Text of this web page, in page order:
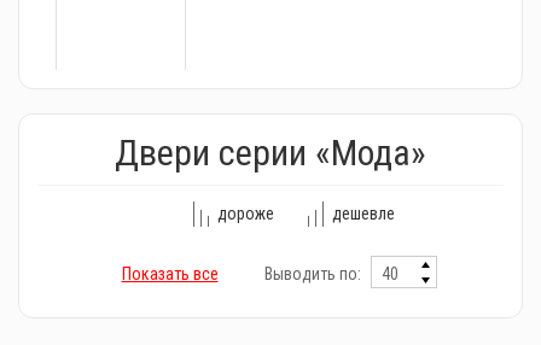
Двери серии «Мода»
дороже дешевле
Показать все Выводить по: